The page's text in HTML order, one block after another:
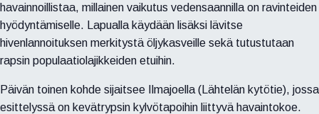
havainnoillistaa, millainen vaikutus vedensaannilla on ravinteiden
hyödyntämiselle. Lapualla käydään lisäksi lävitse
hivenlannoituksen merkitystä öljykasveille sekä tutustutaan
rapsin populaatiolajikkeiden etuihin.
Päivän toinen kohde sijaitsee Ilmajoella (Lähtelän kytötie), jossa
esittelyssä on kevätrypsin kylvötapoihin liittyvä havaintokoe.